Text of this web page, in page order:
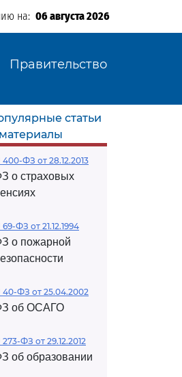
на: 06 августа 2026
Правительство
статьи
400-ФЗ от 28.12.2013
о страховых
69-ФЗ от 21.12.1994
о пожарной
40-ФЗ от 25.04.2002
об ОСАГО
273-ФЗ от 29.12.2012
об образовании